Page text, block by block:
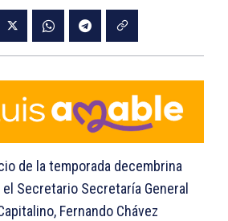
de la temporada decembrina
Secretario Secretaría General
Fernando Chávez